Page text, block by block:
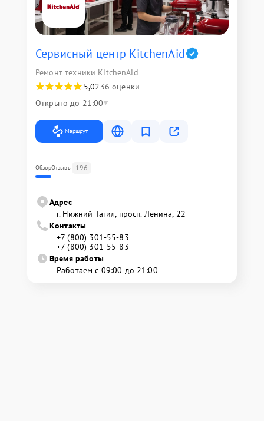
Сервисный центр KitchenAid
Ремонт техники KitchenAid
5,0236 оценки
Открыто до 21:00
Маршрут
ОбзорОтзывы 196
Адрес
г. Нижний Тагил, просп. Ленина, 22
Контакты
+7 (800) 301-55-83
+7 (800) 301-55-83
Время работы
Работаем с 09:00 до 21:00